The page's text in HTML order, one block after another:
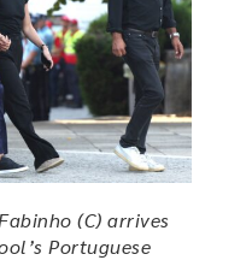
(C) arrives
Portuguese